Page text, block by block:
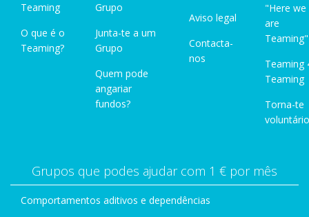
Teaming
O que é o
Teaming?
Grupo
Junta-te a um
Grupo
Quem pode
angariar
fundos?
Aviso legal
Contacta-
nos
"Here we
are
Teaming"
Teaming
Teaming
Torna-te
Grupos que podes ajudar com 1 € por mês
Comportamentos aditivos e dependências